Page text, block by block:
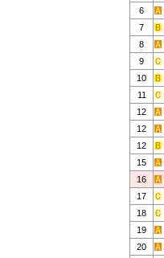
6
7
8
9
10
11
12
12
12
15
16
17
18
19
20